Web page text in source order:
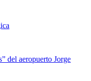
del aeropuerto Jorge